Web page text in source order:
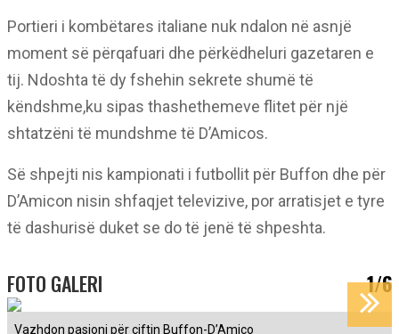
Portieri i kombëtares italiane nuk ndalon në asnjë
moment së përqafuari dhe përkëdheluri gazetaren e
tij. Ndoshta të dy fshehin sekrete shumë të
këndshme,ku sipas thashethemeve flitet për një
shtatzëni të mundshme të D’Amicos.
Së shpejti nis kampionati i futbollit për Buffon dhe për
D’Amicon nisin shfaqjet televizive, por arratisjet e tyre
të dashurisë duket se do të jenë të shpeshta.
FOTO GALERI 1/6
Vazhdon pasioni për çiftin Buffon-D’Amico